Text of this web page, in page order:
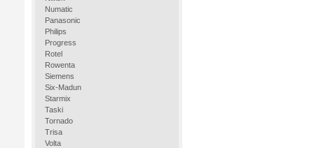
Numatic
Panasonic
Philips
Progress
Rotel
Rowenta
Siemens
Six-Madun
Starmix
Taski
Tornado
Trisa
Volta